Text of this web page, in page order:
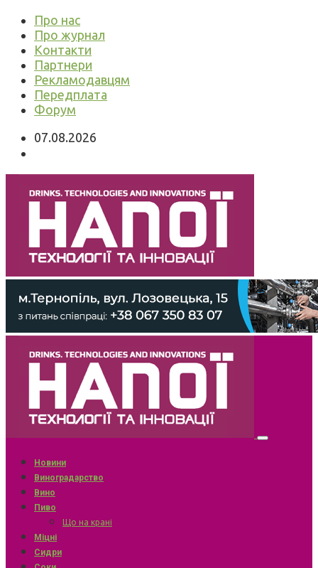
Про нас
Про журнал
Контакти
Партнери
Рекламодавцям
Передплата
Форум
07.08.2026
Новини
Виноградарство
Вино
Пиво
Що на крані
Міцні
Сидри